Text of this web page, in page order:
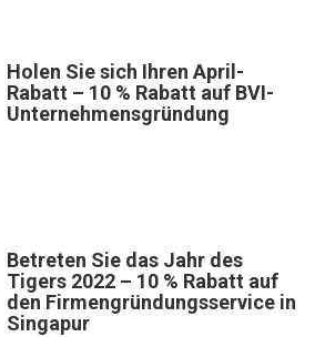
Holen Sie sich Ihren April-
Rabatt – 10 % Rabatt auf BVI-
Unternehmensgründung
Betreten Sie das Jahr des
Tigers 2022 – 10 % Rabatt auf
den Firmengründungsservice in
Singapur